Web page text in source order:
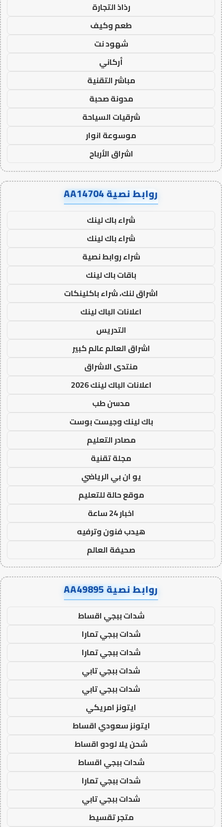
رذاذ التجارة
طعم وكيف
شهود نت
أركاني
مباشر التقنية
مدونة صحبة
شرقيات السياحة
موسوعة انوار
اشراق الأرباح
روابط نصية AA14704
شراء باك لينك
شراء باك لينك
شراء روابط نصية
باقات باك لينك
اشراق لنك، شراء باكلينكات
اعلانات الباك لينك
التدريس
اشراق العالم عالم كبير
منتدى الاشراق
اعلانات الباك لينك 2026
مدسن طب
باك لينك وجيست بوست
مصادر التعليم
مجلة تقنية
يو ان بي الرياضي
موقع حالة للتعليم
اخبار 24 ساعة
هيدب فنون وترفيه
صحيفة العالم
روابط نصية AA49895
شدات ببجي اقساط
شدات ببجي تمارا
شدات ببجي تمارا
شدات ببجي تابي
شدات ببجي تابي
ايتونز امريكي
ايتونز سعودي اقساط
شحن يلا لودو اقساط
شدات ببجي اقساط
شدات ببجي تمارا
شدات ببجي تابي
متجر تقسيط